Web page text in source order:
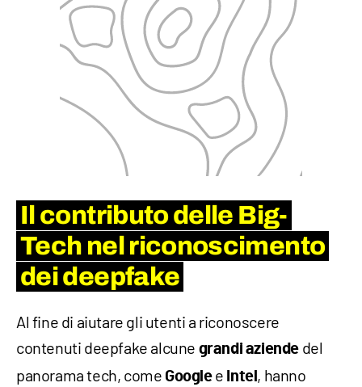
Il contributo delle Big-
Tech nel riconoscimento
dei deepfake
Al fine di aiutare gli utenti a riconoscere
contenuti deepfake alcune grandi aziende del
panorama tech, come Googlee Intel , hanno